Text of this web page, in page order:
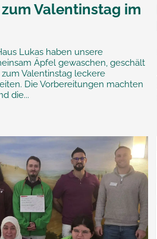
Valentinstag im
Lukas haben unsere
Äpfel gewaschen, geschält
Valentinstag leckere
Die Vorbereitungen machten
die...